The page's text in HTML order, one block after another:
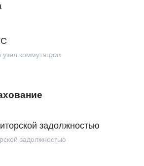
коммутации»
задолжностью
задолжностью